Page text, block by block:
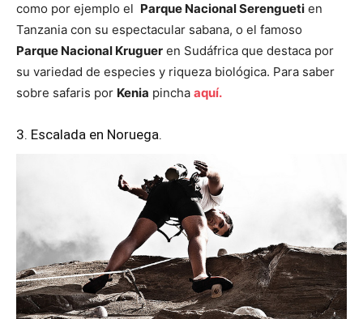
como por ejemplo el Parque Nacional Serengueti en
Tanzania con su espectacular sabana, o el famoso
Parque Nacional Kruguer en Sudáfrica que destaca por
su variedad de especies y riqueza biológica. Para saber
sobre safaris por Kenia pincha aquí.
3. Escalada en Noruega.